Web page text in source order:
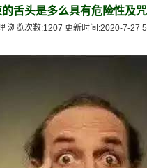
舌头是多么具有危险性及
浏览次数:1207 更新时间:2020-7-27